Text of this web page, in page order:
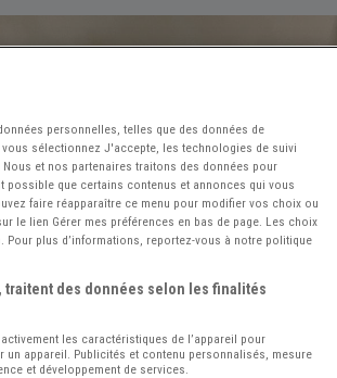
personnelles, telles que des données de
sélectionnez J'accepte, les technologies de suivi
et nos partenaires traitons des données pour
que certains contenus et annonces qui vous
faire réapparaître ce menu pour modifier vos choix ou
le lien Gérer mes préférences en bas de page. Les choix
Pour plus d’informations, reportez-vous à notre politique
traitent des données selon les finalités
les caractéristiques de l’appareil pour
appareil. Publicités et contenu personnalisés, mesure
et développement de services.